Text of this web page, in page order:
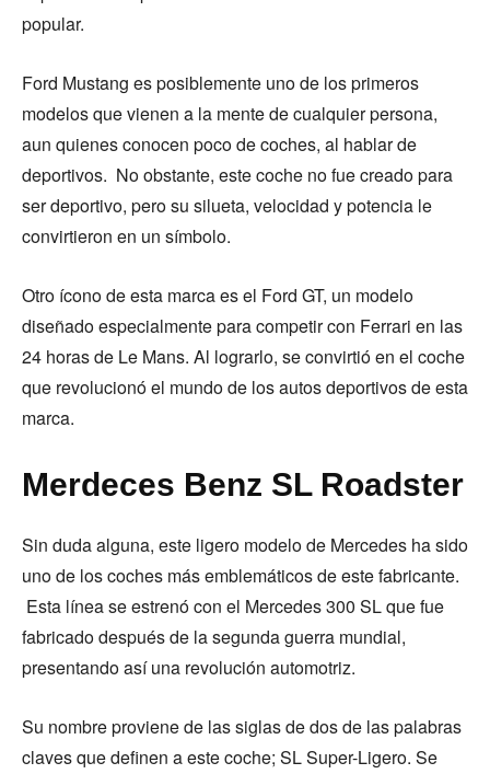
popular.
Ford Mustang es posiblemente uno de los primeros
modelos que vienen a la mente de cualquier persona,
aun quienes conocen poco de coches, al hablar de
deportivos. No obstante, este coche no fue creado para
ser deportivo, pero su silueta, velocidad y potencia le
convirtieron en un símbolo.
Otro ícono de esta marca es el Ford GT, un modelo
diseñado especialmente para competir con Ferrari en las
24 horas de Le Mans. Al lograrlo, se convirtió en el coche
que revolucionó el mundo de los autos deportivos de esta
marca.
Merdeces Benz SL Roadster
Sin duda alguna, este ligero modelo de Mercedes ha sido
uno de los coches más emblemáticos de este fabricante.
Esta línea se estrenó con el Mercedes 300 SL que fue
fabricado después de la segunda guerra mundial,
presentando así una revolución automotriz.
Su nombre proviene de las siglas de dos de las palabras
claves que definen a este coche; SL Super-Ligero. Se